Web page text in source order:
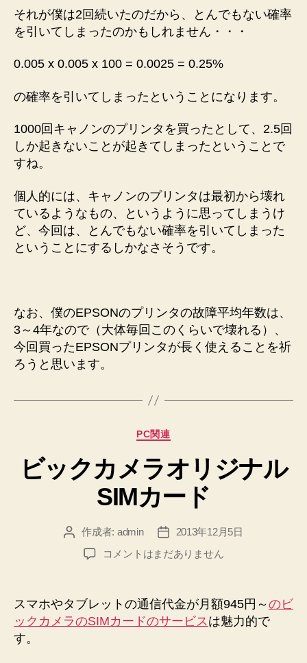
それが僕は2回続いたのだから、とんでもない確率
を引いてしまったのかもしれません・・・
0.005 x 0.005 x 100 = 0.0025 = 0.25%
の確率を引いてしまったということになります。
1000回キャノンのプリンタを買ったとして、2.5回
しか起きないことが起きてしまったということで
すね。
個人的には、キャノンのプリンタは最初から壊れ
ているようなもの、というように思ってしまうけ
ど、今回は、とんでもない確率を引いてしまった
ということにするしかなさそうです。
なお、僕のEPSONのプリンタの故障平均年数は、
3～4年なので（大体毎回このくらいで壊れる）、
今回買ったEPSONプリンタが長く使えることを祈
ろうと思います。
カ
ゴ
リ
ー
PC関連
ビックカメラオリジナル
SIMカード
投 作成者: admin
投
稿
日
2013年12月5日
ビ
メ
ラ
コメントはまだありません
スマホやタブレットの通信代金が月額945円～ のビ
ックカメラのSIMカードのサービスは魅力的で
す。